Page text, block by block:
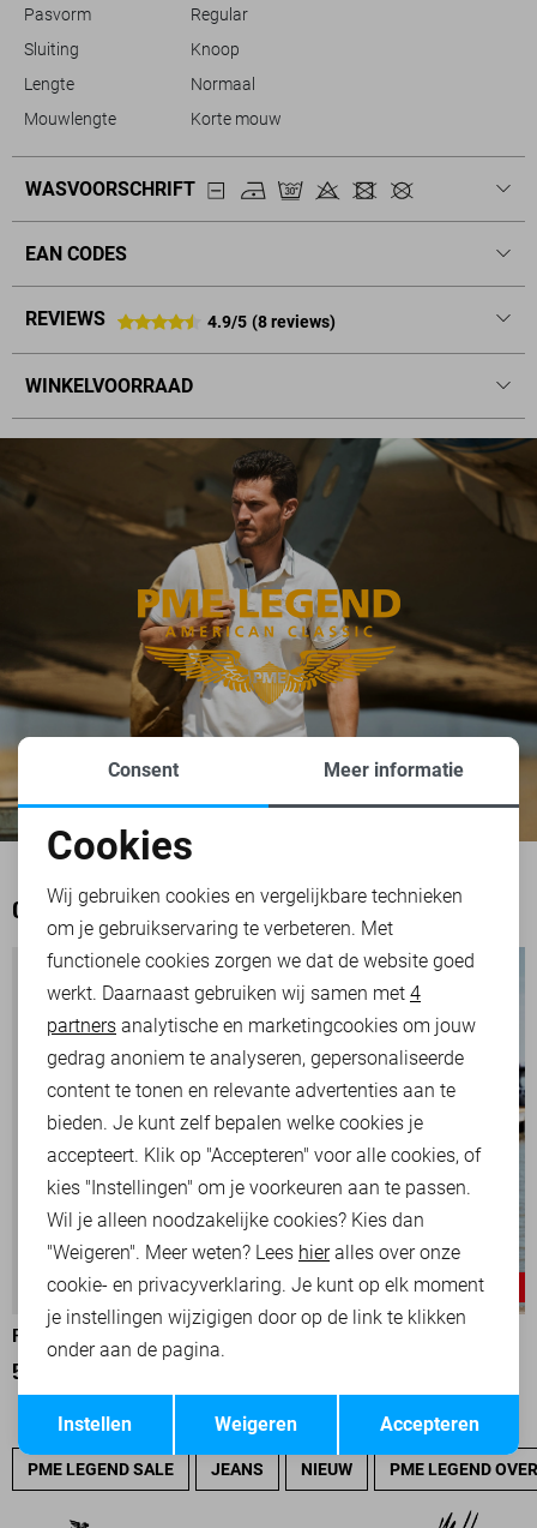
Pasvorm
Regular
Sluiting
Knoop
Lengte
Normaal
Mouwlengte
Korte mouw
WASVOORSCHRIFT
EAN CODES
REVIEWS 4.9/5 (8 reviews)
WINKELVOORRAAD
OOK HET BEKIJKEN WAARD
-25%
PME LEGEND POLO
52,50
PME LEGEND SALE JEANS NIEUW PME LEGEND
Noodzakelijke cookies
Personalisatie cookies
Analytische cookies
Marketing cookies
Opslaan
Consent Meer informatie
Cookies
Wij gebruiken cookies en vergelijkbare technieken
om je gebruikservaring te verbeteren. Met
functionele cookies zorgen we dat de website goed
werkt. Daarnaast gebruiken wij samen met 4
partners analytische en marketingcookies om jouw
gedrag anoniem te analyseren, gepersonaliseerde
content te tonen en relevante advertenties aan te
bieden. Je kunt zelf bepalen welke cookies je
accepteert. Klik op "Accepteren" voor alle cookies, of
kies "Instellingen" om je voorkeuren aan te passen.
Wil je alleen noodzakelijke cookies? Kies dan
"Weigeren". Meer weten? Lees hieralles over onze
cookie- en privacyverklaring. Je kunt op elk moment
je instellingen wijzigigen door op de link te klikken
onder aan de pagina.
Accepteren
Weigeren
Instellen